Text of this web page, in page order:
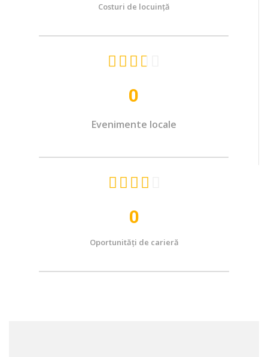
Costuri de locuință
   
Evenimente locale
0
   
Oportunități de carieră
0